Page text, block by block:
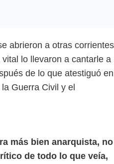
abrieron a otras corrientes
lo llevaron a cantarle a
de lo que atestiguó en
Guerra Civil y el
más bien anarquista, no
de todo lo que veía,